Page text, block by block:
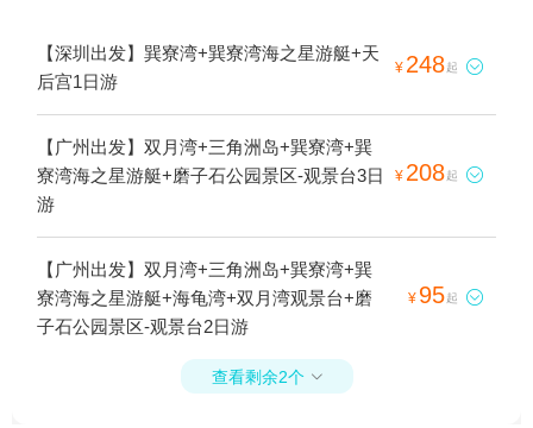
【深圳出发】巽寮湾+巽寮湾海之星游艇+天
后宫1日游
¥ 248起 
【广州出发】双月湾+三角洲岛+巽寮湾+巽
寮湾海之星游艇+磨子石公园景区-观景台3日
游
¥ 208起 
【广州出发】双月湾+三角洲岛+巽寮湾+巽
寮湾海之星游艇+海龟湾+双月湾观景台+磨
子石公园景区-观景台2日游
¥ 95起 
查看剩余2个 